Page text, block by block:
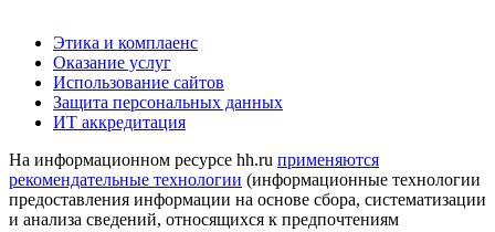
Этика и комплаенс
Оказание услуг
Использование сайтов
Защита персональных данных
ИТ аккредитация
На информационном ресурсе hh.ru применяются
рекомендательные технологии (информационные технологии
предоставления информации на основе сбора, систематизации
и анализа сведений, относящихся к предпочтениям